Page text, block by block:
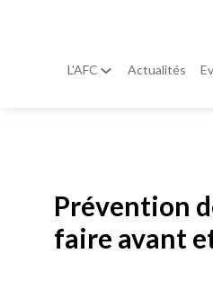
L'AFC Actualités
Prévention
faire avant